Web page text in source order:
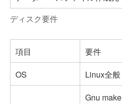
ディスク要件
項目 要件
OS
Linux全般
Gnu make